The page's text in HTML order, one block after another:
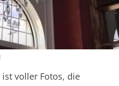
voller Fotos, die